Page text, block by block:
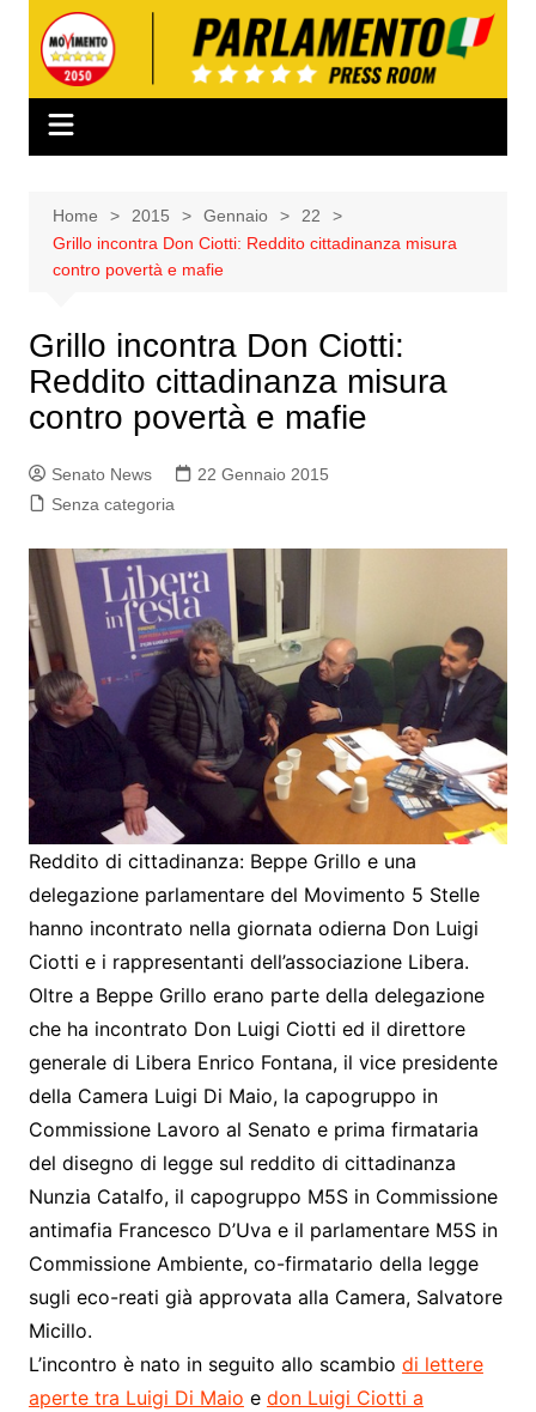
contenuto
Home 2015 Gennaio
22
Grillo incontra Don Ciotti: Reddito cittadinanza misura
contro povertà e mafie
Grillo incontra Don Ciotti:
Reddito cittadinanza misura
contro povertà e mafie
Senato News
22 Gennaio 2015
Senza categoria
Reddito di cittadinanza: Beppe Grillo e una
delegazione parlamentare del Movimento 5 Stelle
hanno incontrato nella giornata odierna Don Luigi
Ciotti e i rappresentanti dell’associazione Libera.
Oltre a Beppe Grillo erano parte della delegazione
che ha incontrato Don Luigi Ciotti ed il direttore
generale di Libera Enrico Fontana, il vice presidente
della Camera Luigi Di Maio, la capogruppo in
Commissione Lavoro al Senato e prima firmataria
del disegno di legge sul reddito di cittadinanza
Nunzia Catalfo, il capogruppo M5S in Commissione
antimafia Francesco D’Uva e il parlamentare M5S in
Commissione Ambiente, co-firmatario della legge
sugli eco-reati già approvata alla Camera, Salvatore
Micillo.
L’incontro è nato in seguito allo scambio di lettere
aperte tra Luigi Di Maio e don Luigi Ciotti a